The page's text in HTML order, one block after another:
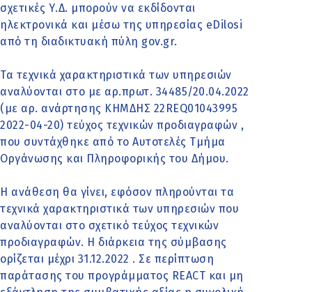
σχετικές Υ.Δ. μπορούν να εκδίδονται
ηλεκτρονικά και μέσω της υπηρεσίας eDilosi
από τη διαδικτυακή πύλη gov.gr.
Τα τεχνικά χαρακτηριστικά των υπηρεσιών
αναλύονται στο με αρ.πρωτ. 34485/20.04.2022
(με αρ. ανάρτησης ΚΗΜΔΗΣ 22REQ01043995
2022-04-20) τεύχος τεχνικών προδιαγραφών ,
που συντάχθηκε από το Αυτοτελές Τμήμα
Οργάνωσης και Πληροφορικής του Δήμου.
Η ανάθεση θα γίνει, εφόσον πληρούνται τα
τεχνικά χαρακτηριστικά των υπηρεσιών που
αναλύονται στο σχετικό τεύχος τεχνικών
προδιαγραφών. Η διάρκεια της σύμβασης
ορίζεται μέχρι 31.12.2022 . Σε περίπτωση
παράτασης του προγράμματος REACT και μη